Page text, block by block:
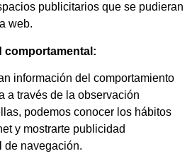
publicitarios que se pudieran
web.
comportamental:
información del comportamiento
a través de la observación
podemos conocer los hábitos
y mostrarte publicidad
de navegación.